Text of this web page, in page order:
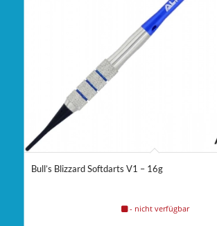
Bull’s Blizzard Softdarts V1 – 16g
- nicht verfügbar